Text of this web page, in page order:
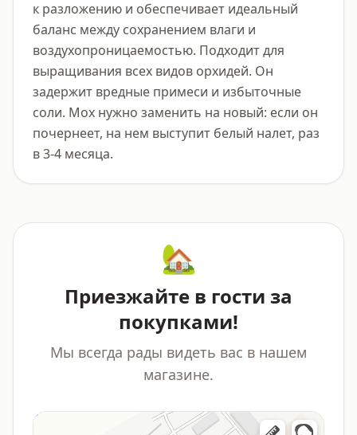
к разложению и обеспечивает идеальный
баланс между сохранением влаги и
воздухопроницаемостью. Подходит для
выращивания всех видов орхидей. Он
задержит вредные примеси и избыточные
соли. Мох нужно заменить на новый: если он
почернеет, на нем выступит белый налет, раз
в 3-4 месяца.
🏡
Приезжайте в гости за
покупками!
Мы всегда рады видеть вас в нашем
магазине.